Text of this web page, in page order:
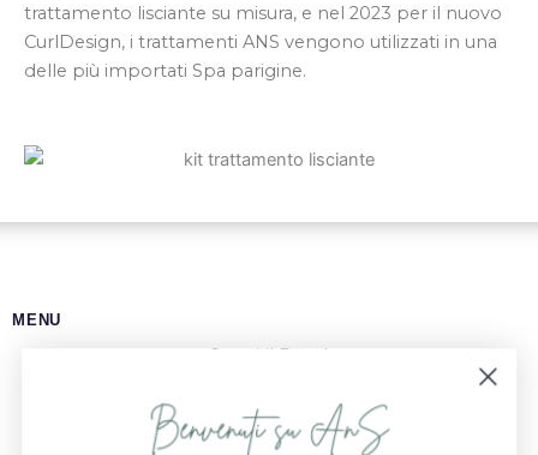
trattamento lisciante su misura, e nel 2023 per il nuovo
CurlDesign, i trattamenti ANS vengono utilizzati in una
delle più importati Spa parigine.
MENU
Scopri il Brand
Scopri i Rituali AnS